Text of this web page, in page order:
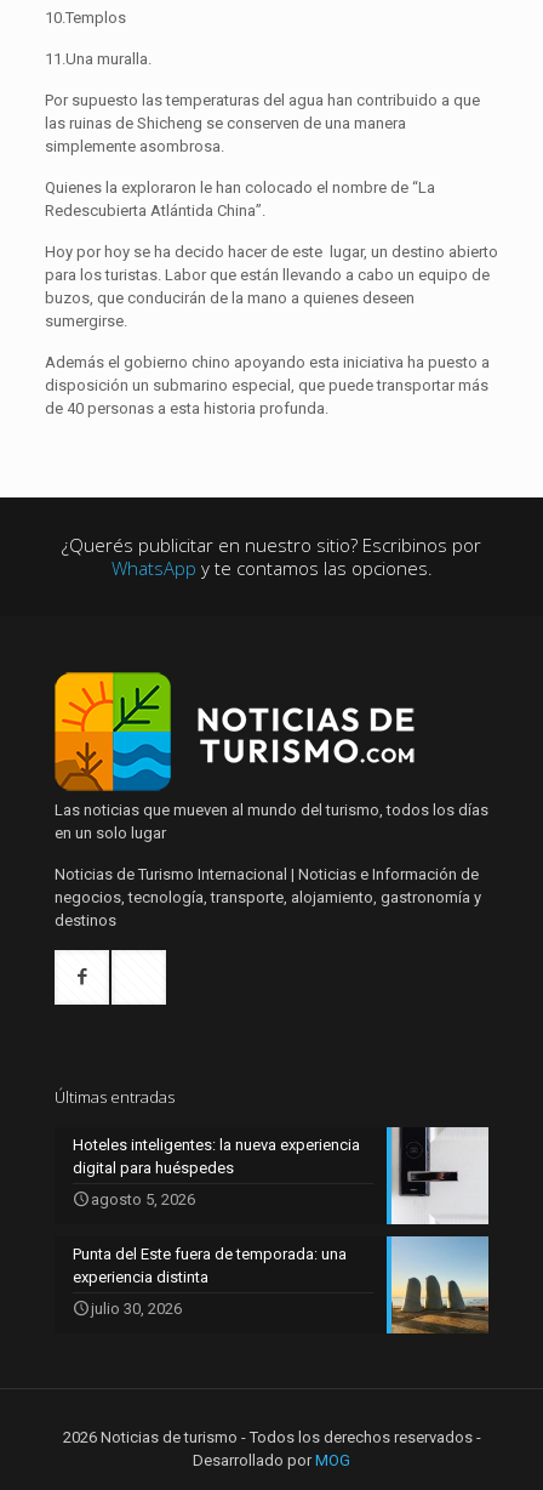
10.Templos
11.Una muralla.
Por supuesto las temperaturas del agua han contribuido a que
las ruinas de Shicheng se conserven de una manera
simplemente asombrosa.
Quienes la exploraron le han colocado el nombre de “La
Redescubierta Atlántida China”.
Hoy por hoy se ha decido hacer de este lugar, un destino abierto
para los turistas. Labor que están llevando a cabo un equipo de
buzos, que conducirán de la mano a quienes deseen
sumergirse.
Además el gobierno chino apoyando esta iniciativa ha puesto a
disposición un submarino especial, que puede transportar más
de 40 personas a esta historia profunda.
¿Querés publicitar en nuestro sitio? Escribinos por
WhatsApp y te contamos las opciones.
Las noticias que mueven al mundo del turismo, todos los días
en un solo lugar
Noticias de Turismo Internacional | Noticias e Información de
negocios, tecnología, transporte, alojamiento, gastronomía y
destinos
Últimas entradas
Hoteles inteligentes: la nueva experiencia
digital para huéspedes
agosto 5, 2026
Punta del Este fuera de temporada: una
experiencia distinta
julio 30, 2026
2026 Noticias de turismo - Todos los derechos reservados -
Desarrollado porMOG